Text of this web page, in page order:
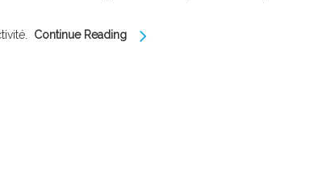
Continue Reading